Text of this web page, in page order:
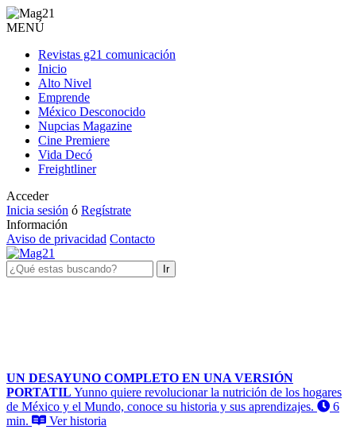
MENÚ
Revistas g21 comunicación
Inicio
Alto Nivel
Emprende
México Desconocido
Nupcias Magazine
Cine Premiere
Vida Decó
Freightliner
Acceder
Inicia sesión ó Regístrate
Información
Aviso de privacidad Contacto
Ir
UN DESAYUNO COMPLETO EN UNA VERSIÓN
PORTATIL Yunno quiere revolucionar la nutrición de los hogares
de México y el Mundo, conoce su historia y sus aprendizajes.
6
min.
Ver historia